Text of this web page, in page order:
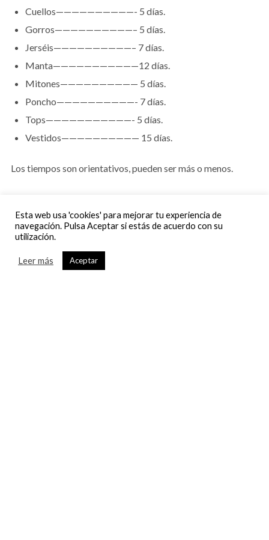
Cuellos——————————- 5 días.
Gorros——————————– 5 días.
Jerséis——————————– 7 días.
Manta———————————12 días.
Mitones—————————— 5 días.
Poncho——————————- 7 días.
Tops———————————- 5 días.
Vestidos—————————— 15 días.
Los tiempos son orientativos, pueden ser más o menos.
transportista.
En todo momento estarás informado del proceso de envío.
Esta web usa 'cookies' para mejorar tu experiencia de
navegación. Pulsa Aceptar si estás de acuerdo con su
utilización.
Leer más Aceptar